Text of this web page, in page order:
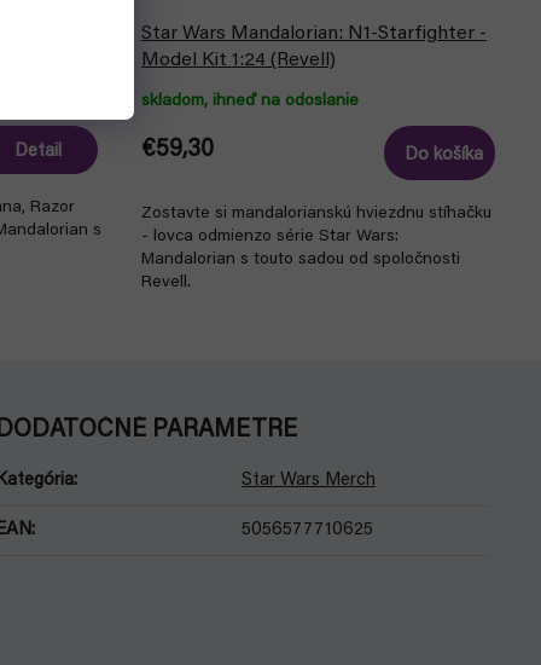
Detail
Razor
s
Star Wars Mandalorian: N1-Starfighter -
Model Kit 1:24 (Revell)
skladom, ihneď na odoslanie
€59,30 Do košíka
Zostavte si mandalorianskú hviezdnu stíhačku
- lovca odmienzo série Star Wars:
Mandalorian s touto sadou od spoločnosti
Revell.
PARAMETRE
: Star Wars Merch
: 5056577710625